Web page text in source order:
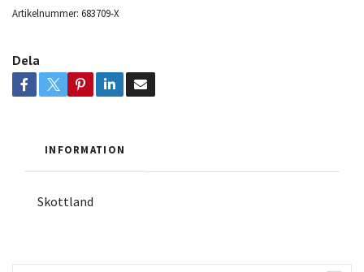
Artikelnummer: 683709-X
Dela
INFORMATION
Skottland